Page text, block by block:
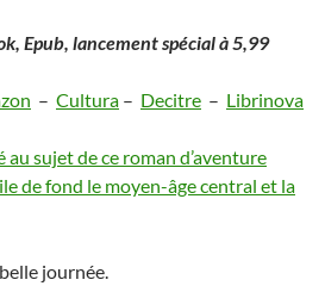
Epub, lancement spécial à 5,99
– Cultura – Decitre – Librinova
sujet de ce roman d’aventure
de fond le moyen-âge central et la
journée.